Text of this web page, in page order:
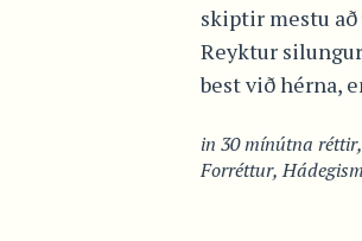
skiptir mestu að
Reyktur
best við hérna,
in 30 mínútna réttir,
Forréttur,